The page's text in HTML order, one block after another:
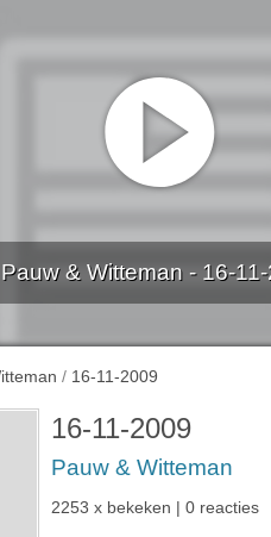
Pauw & Witteman - 16-
/ 16-11-2009
16-11-2009
Pauw & Witteman
2253 x bekeken | 0 reacties